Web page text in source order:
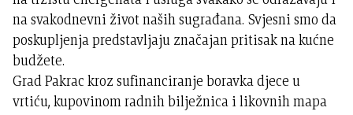
na svakodnevni život naših sugrađana. Svjesni smo da
poskupljenja predstavljaju značajan pritisak na kućne
budžete.
Grad Pakrac kroz sufinanciranje boravka djece u
vrtiću, kupovinom radnih bilježnica i likovnih mapa